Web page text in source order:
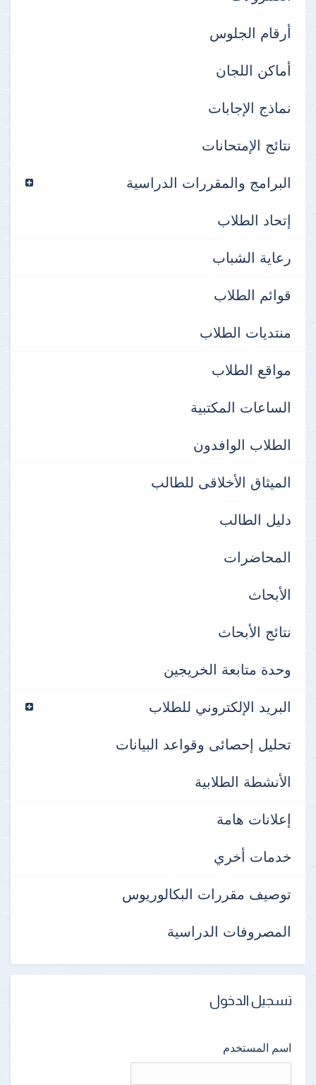
أرقام الجلوس
أماكن اللجان
نماذج الإجابات
نتائج الإمتحانات
البرامج والمقررات الدراسية
إتحاد الطلاب
رعاية الشباب
قوائم الطلاب
منتديات الطلاب
مواقع الطلاب
الساعات المكتبية
الطلاب الوافدون
الميثاق الأخلاقى للطالب
دليل الطالب
المحاضرات
الأبحاث
نتائج الأبحاث
وحدة متابعة الخريجين
البريد الإلكتروني للطلاب
تحليل إحصائى وقواعد البيانات
الأنشطة الطلابية
إعلانات هامة
خدمات أخري
توصيف مقررات البكالوريوس
المصروفات الدراسية
تسجيل الدخول
اسم المستخدم